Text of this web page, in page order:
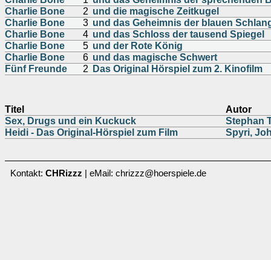
Charlie Bone
2 und die magische Zeitkugel
Charlie Bone
3 und das Geheimnis der blauen
Charlie Bone
4 und das Schloss der tausend Spiegel
Charlie Bone
5 und der Rote König
Charlie Bone
6 und das magische Schwert
Fünf Freunde
2 Das Original Hörspiel zum 2. Kinofilm
Titel
Autor
Sex, Drugs und ein Kuckuck
Stephan
Heidi - Das Original-Hörspiel zum Film
Spyri,
Kontakt: CHRizzz | eMail: chrizzz@hoerspiele.de